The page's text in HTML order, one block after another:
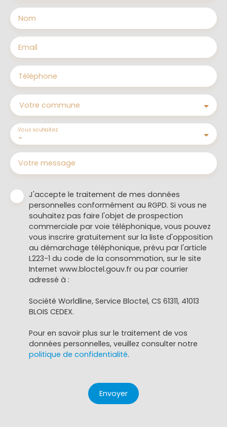
Nom
Email
Téléphone
Votre commune
-
Vous souhaitez
Votre message
J'accepte le traitement de mes données
personnelles conformément au RGPD. Si vous ne
souhaitez pas faire l'objet de prospection
commerciale par voie téléphonique, vous pouvez
vous inscrire gratuitement sur la liste d'opposition
au démarchage téléphonique, prévu par l'article
L223-1 du code de la consommation, sur le site
Internet www.bloctel.gouv.fr ou par courrier
adressé à :
Société Worldline, Service Bloctel, CS 61311, 41013
BLOIS CEDEX.
Pour en savoir plus sur le traitement de vos
données personnelles, veuillez consulter notre
politique de confidentialité.
Envoyer